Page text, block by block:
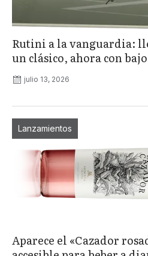
Rutini a la vanguardia:
un clásico, ahora con
julio 13, 2026
Lanzamientos
Aparece el «Cazador